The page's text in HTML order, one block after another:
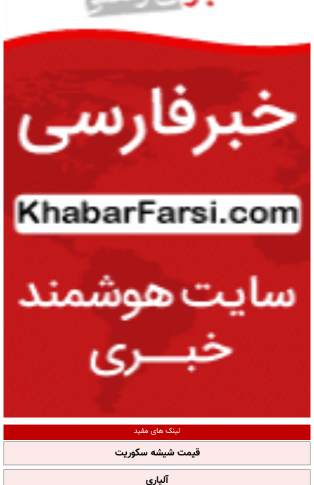
لینک های مفید
قیمت شیشه سکوریت
آلپاری